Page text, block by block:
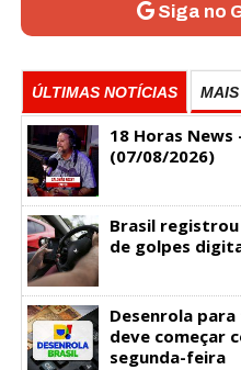
Siga no
ÚLTIMAS NOTÍCIAS
18 Horas News​​​​​​​​​​​​
(07/08/2026)
Brasil
de golpes
Desenrola
deve começar
segunda-feira